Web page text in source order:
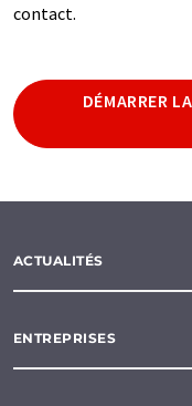
contact.
DÉMARRER
ACTUALITÉS
ENTREPRISES